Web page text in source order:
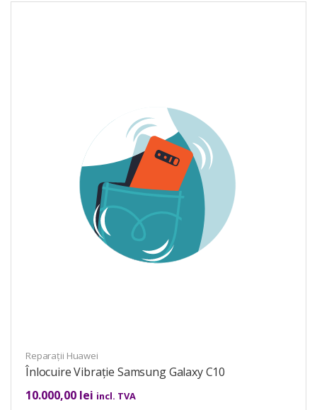
Reparații Huawei
Înlocuire Vibrație Samsung Galaxy C10
10.000,00 lei incl. TVA